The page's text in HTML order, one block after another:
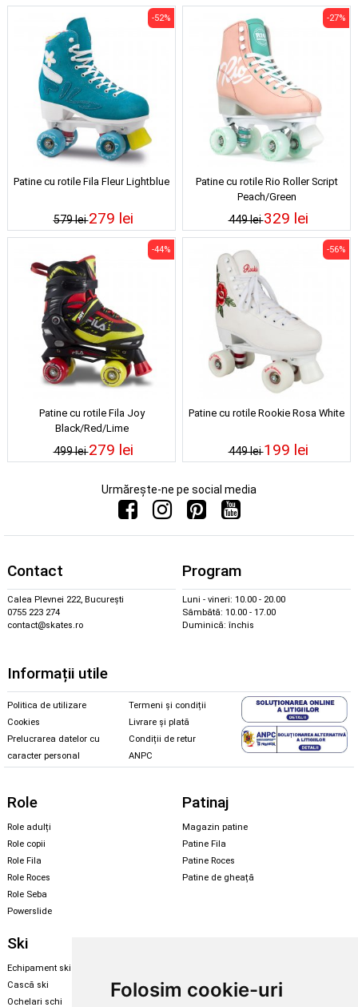
Folosim cookie-uri
Patine cu rotile Fila Fleur Lightblue
579 lei
-52%
279 lei
Patine cu rotile Rio Roller Script
Peach/Green
449 lei
-27%
329 lei
Patine cu rotile Fila Joy
Black/Red/Lime
499 lei
-44%
279 lei
Patine cu rotile Rookie Rosa White
449 lei
-56%
199 lei
Urmărește-ne pe social media
Contact
Calea Plevnei 222, București
0755 223 274
contact@skates.ro
Program
Luni - vineri: 10.00 - 20.00
Sâmbătă: 10.00 - 17.00
Duminică: închis
Informații utile
Politica de utilizare
Cookies
Prelucrarea datelor cu
caracter personal
Termeni și condiții
Livrare și plată
Condiții de retur
ANPC
Role
Role adulți
Role copii
Role Fila
Role Roces
Role Seba
Powerslide
Patinaj
Magazin patine
Patine Fila
Patine Roces
Patine de gheață
Ski
Echipament ski
Cască ski
Ochelari schi
Echipament snowboard